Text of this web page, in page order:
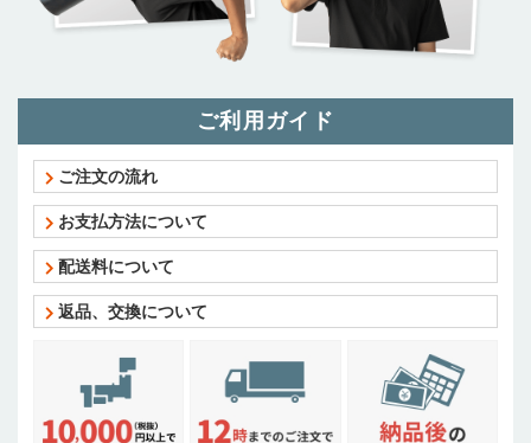
ご利用ガイド
ご注文の流れ
お支払方法について
配送料について
返品、交換について